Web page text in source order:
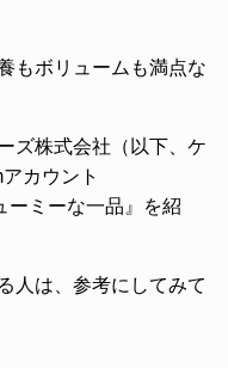
もボリュームも満点な
ズ株式会社（以下、ケ
カウント
ーミーな一品』を紹
人は、参考にしてみて